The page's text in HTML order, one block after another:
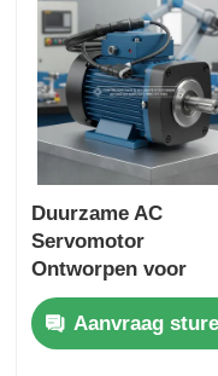
Duurzame AC
Servomotor
Ontworpen voor
Continue Bedrijf en
Nauwkeurige
Positionering in
Aanvraag